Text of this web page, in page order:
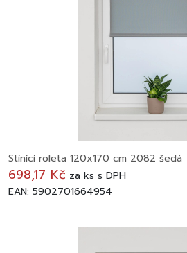
Stínící roleta 120x170 cm 2082 šedá
698,17 Kč za ks s DPH
EAN: 5902701664954